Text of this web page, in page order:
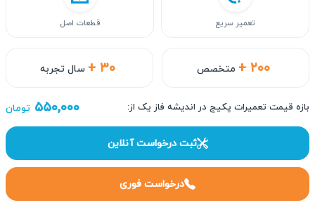
+ ۲۰۰ متخصص + ۳۰ سال تجربه
تعمیر سریع قطعات اصل
بازه قیمت تعمیرات پکیج در اندیشه فاز یک از: ۵۵۰,۰۰۰ تومان
ثبت درخواست آنلاین
درخواست فوری